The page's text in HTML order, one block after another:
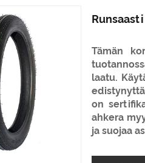
Tämän
laatu.
on
ahkera
ja suojaa